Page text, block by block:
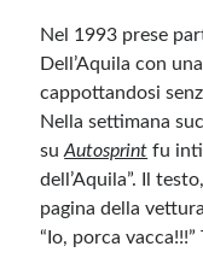
Nel 1993 prese
Dell’Aquila con
cappottandosi
Nella settimana
suAutosprint fu
dell’Aquila”. Il
pagina della
“Io, porca